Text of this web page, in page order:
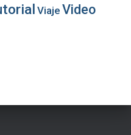
Viaje Video